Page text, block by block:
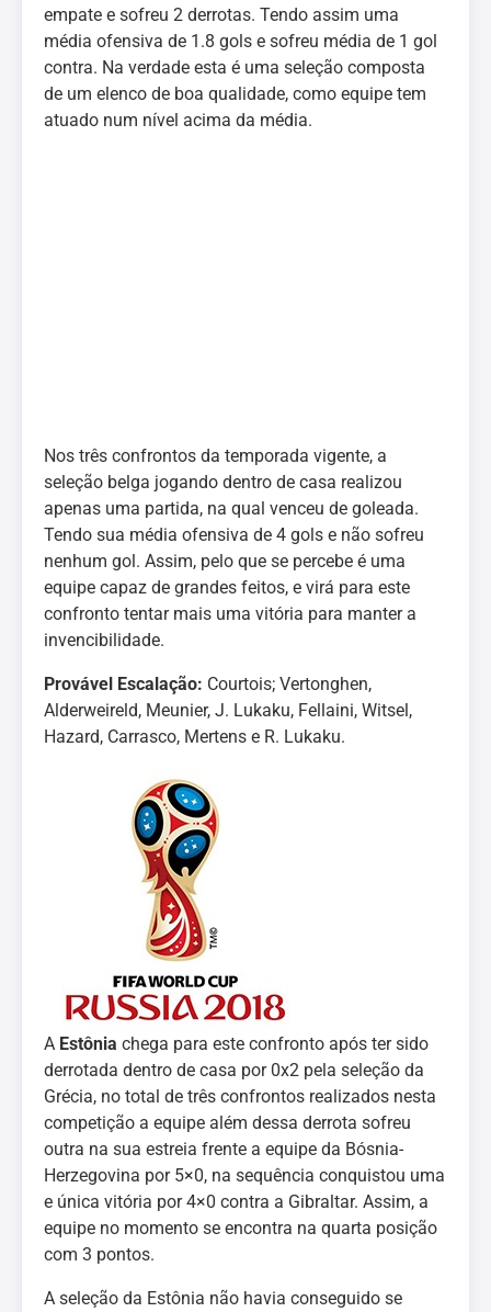
empate e sofreu 2 derrotas. Tendo assim uma
média ofensiva de 1.8 gols e sofreu média de 1 gol
contra. Na verdade esta é uma seleção composta
de um elenco de boa qualidade, como equipe tem
atuado num nível acima da média.
Nos três confrontos da temporada vigente, a
seleção belga jogando dentro de casa realizou
apenas uma partida, na qual venceu de goleada.
Tendo sua média ofensiva de 4 gols e não sofreu
nenhum gol. Assim, pelo que se percebe é uma
equipe capaz de grandes feitos, e virá para este
confronto tentar mais uma vitória para manter a
invencibilidade.
Provável Escalação: Courtois; Vertonghen,
Alderweireld, Meunier, J. Lukaku, Fellaini, Witsel,
Hazard, Carrasco, Mertens e R. Lukaku.
A Estônia chega para este confronto após ter sido
derrotada dentro de casa por 0x2 pela seleção da
Grécia, no total de três confrontos realizados nesta
competição a equipe além dessa derrota sofreu
outra na sua estreia frente a equipe da Bósnia-
Herzegovina por 5×0, na sequência conquistou uma
e única vitória por 4×0 contra a Gibraltar. Assim, a
equipe no momento se encontra na quarta posição
com 3 pontos.
A seleção da Estônia não havia conseguido se